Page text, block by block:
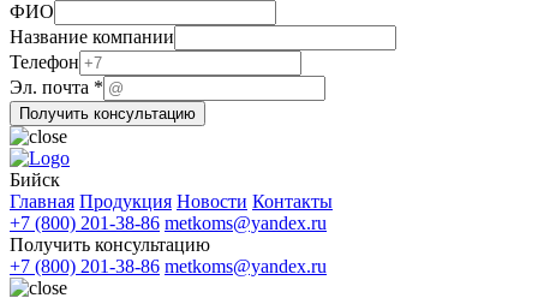
ФИО
Название компании
Телефон
Телефон
почта
компании
Эл. почта *
Получить консультацию
Бийск
Главная Продукция Новости Контакты
+7 (800) 201-38-86 metkoms@yandex.ru
Получить консультацию
+7 (800) 201-38-86 metkoms@yandex.ru